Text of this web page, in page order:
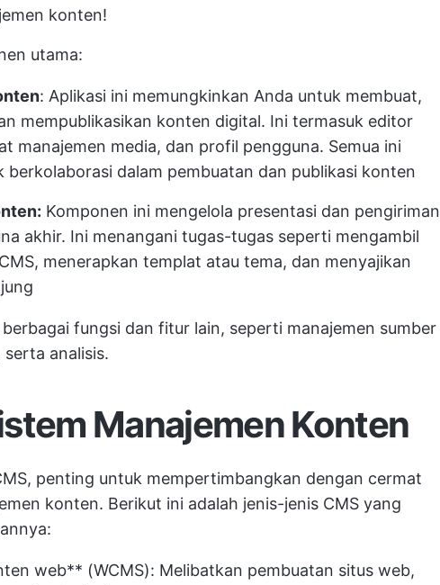
konten!
utama:
: Aplikasi ini memungkinkan Anda untuk membuat,
mempublikasikan konten digital. Ini termasuk editor
manajemen media, dan profil pengguna. Semua ini
berkolaborasi dalam pembuatan dan publikasi konten
Komponen ini mengelola presentasi dan pengiriman
akhir. Ini menangani tugas-tugas seperti mengambil
menerapkan templat atau tema, dan menyajikan
fungsi dan fitur lain, seperti manajemen sumber
analisis.
Manajemen Konten
penting untuk mempertimbangkan dengan cermat
konten. Berikut ini adalah jenis-jenis CMS yang
web** (WCMS): Melibatkan pembuatan situs web,